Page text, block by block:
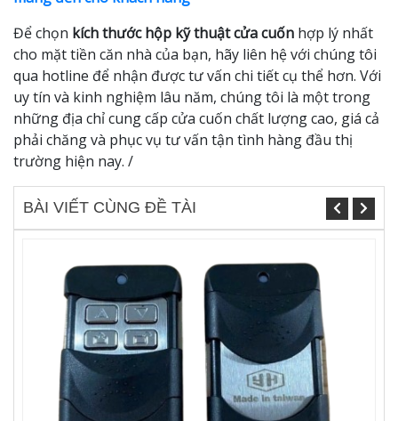
Để chọn kích thước hộp kỹ thuật cửa cuốn hợp lý nhất
cho mặt tiền căn nhà của bạn, hãy liên hệ với chúng tôi
qua hotline để nhận được tư vấn chi tiết cụ thể hơn. Với
uy tín và kinh nghiệm lâu năm, chúng tôi là một trong
những địa chỉ cung cấp cửa cuốn chất lượng cao, giá cả
phải chăng và phục vụ tư vấn tận tình hàng đầu thị
trường hiện nay. /
BÀI VIẾT CÙNG ĐỀ TÀI